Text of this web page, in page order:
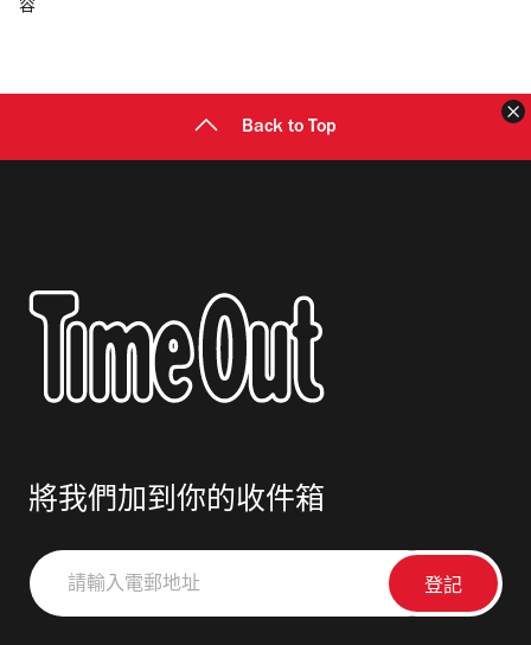
郵
容
Back to Top
將我們加到你的收件箱
請
輸